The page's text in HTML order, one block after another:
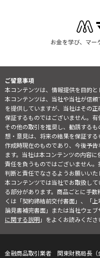
お金を学び、マー
ご留意事項
本コンテンツは、情報提供を目的と
本コンテンツは、当社や当社が信
を提供していますが、当社はその
保証するものではございません。有
その他の取引を推奨し、勧誘する
想・意見は、将来の結果を保証す
作成時現在のものであり、今後予
ます。当社は本コンテンツの内容
責任を負うものではございません
判断と責任でなさるようお願いいた
本コンテンツでは当社でお取扱し
る部分があります。商品ごとに手
くは「契約締結前交付書面」、「
論見書補完書面」または当社ウェ
に関する説明」をよくお読みくださ
金融商品取引業者 関東財務局長（